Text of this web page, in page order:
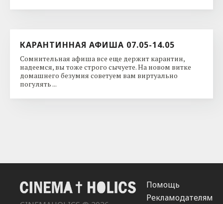
КАРАНТИННАЯ АФИША 07.05-14.05
Сомнительная афиша все еще держит карантин,
надеемся, вы тоже строго сычуете. На новом витке
домашнего безумия советуем вам виртуально
погулять ...
Помощь
Рекламодателям